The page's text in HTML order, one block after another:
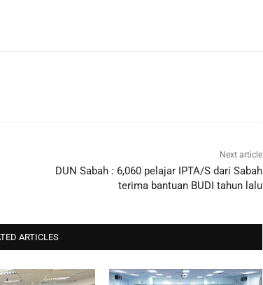
Next article
DUN Sabah : 6,060 pelajar IPTA/S dari Sabah
terima bantuan BUDI tahun lalu
ARTICLES